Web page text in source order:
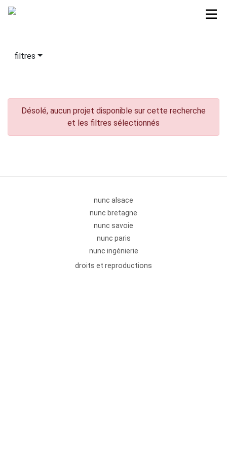
filtres
Désolé, aucun projet disponible sur cette recherche
et les filtres sélectionnés
nunc alsace
nunc bretagne
nunc savoie
nunc paris
nunc ingénierie
droits et reproductions